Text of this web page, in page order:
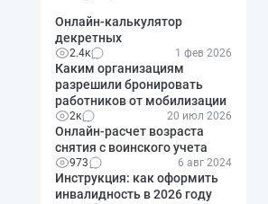
Онлайн-калькулятор
декретных
2.4к 1 фев 2026
Каким организациям
разрешили бронировать
работников от мобилизации
2к 20 июл 2026
Онлайн-расчет возраста
снятия с воинского учета
973 6 авг 2024
Инструкция: как оформить
инвалидность в 2026 году